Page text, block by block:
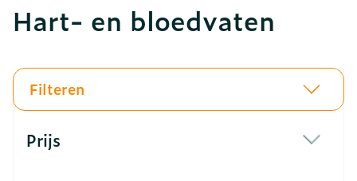
Hart- en bloedvaten
Filteren
Prijs